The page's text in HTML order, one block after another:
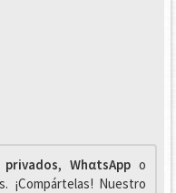
privados, WhαtsAppo
¡Compártelas! Nuestro